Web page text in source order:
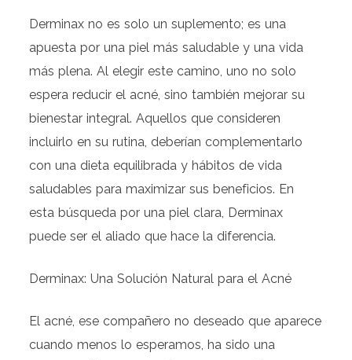
Derminax no es solo un suplemento; es una
apuesta por una piel más saludable y una vida
más plena. Al elegir este camino, uno no solo
espera reducir el acné, sino también mejorar su
bienestar integral. Aquellos que consideren
incluirlo en su rutina, deberían complementarlo
con una dieta equilibrada y hábitos de vida
saludables para maximizar sus beneficios. En
esta búsqueda por una piel clara, Derminax
puede ser el aliado que hace la diferencia.
Derminax: Una Solución Natural para el Acné
El acné, ese compañero no deseado que aparece
cuando menos lo esperamos, ha sido una